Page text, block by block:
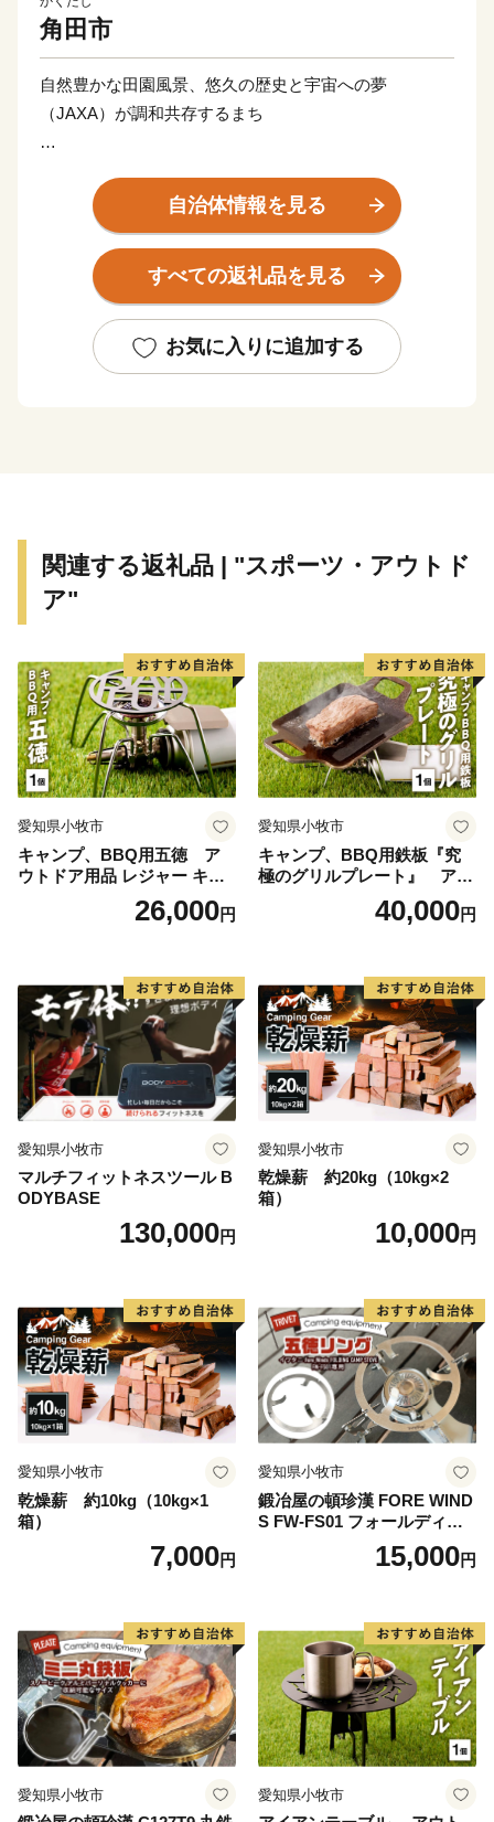
角田市
自然豊かな田園風景、悠久の歴史と宇宙への夢
（JAXA）が調和共存するまち
た角田市は、平安時代に建築された宮城県最古の木造建
築であり重要文化財の高蔵寺阿弥陀堂と、最新の技術で
ある宇宙航空研究開発機構（JAXA）の研究開発拠点が
あり、悠久の歴史と最新技術のコントラストが魅力のま
とから、市の真ん中に位置する台山公園にはH2ロケッ
ト実物大模型があり、その横にあるスペースタワー展望
技術、農業と工業が共存するまちであり、「こめ」「ま
め」「うめ」「ひめ」「ゆめ」の「かくだの５つ
す。
自治体情報を見る
すべての返礼品を見る
お気に入りに追加する
関連する返礼品 | "スポーツ・アウトド
ア"
愛知県小牧市
キャンプ、BBQ用五徳 ア
ウトドア用品 レジャー キャ
ンプ バーベキュー BBQ 五徳
26,000円
愛知県小牧市
キャンプ、BBQ用鉄板『究
極のグリルプレート』 アウ
トドア用品 レジャー キャン
プ バーベキュー BBQ 鉄板
40,000円
愛知県小牧市
マルチフィットネスツール B
ODYBASE
130,000円
愛知県小牧市
乾燥薪 約20kg（10kg×2
箱）
10,000円
愛知県小牧市
乾燥薪 約10kg（10kg×1
箱）
7,000円
愛知県小牧市
鍛冶屋の頓珍漢 FORE WIND
S FW-FS01 フォールディン
グ キャンプストーブ専用 五
15,000円
愛知県小牧市 愛知県小牧市